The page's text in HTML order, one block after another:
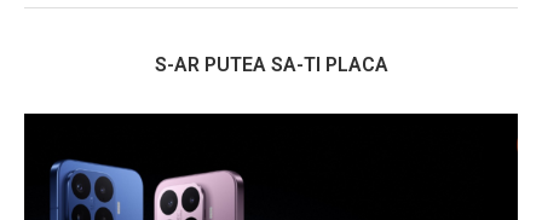
S-AR PUTEA SA-TI PLACA